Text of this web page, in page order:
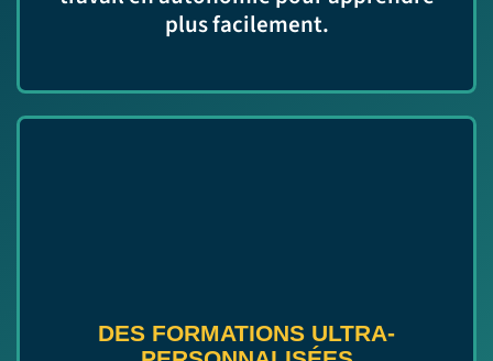
plus facilement.
DES FORMATIONS ULTRA-